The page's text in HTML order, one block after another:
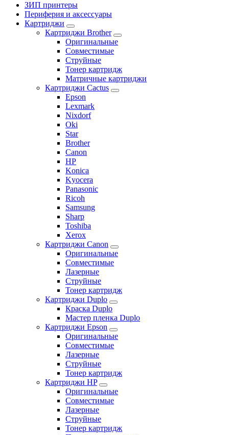
ЗИП принтеры
Периферия и аксессуары
Картриджи
Картриджи Brother
Оригинальные
Совместимые
Струйные
Тонер картридж
Матричные картриджи
Картриджи Cactus
Epson
Lexmark
Nixdorf
Oki
Star
Brother
Canon
HP
Konica
Kyocera
Panasonic
Ricoh
Samsung
Sharp
Toshiba
Xerox
Картриджи Canon
Оригинальные
Совместимые
Лазерные
Струйные
Тонер картридж
Картриджи Duplo
Краска Duplo
Мастер пленка Duplo
Картриджи Epson
Оригинальные
Совместимые
Лазерные
Струйные
Тонер картридж
Картриджи HP
Оригинальные
Совместимые
Лазерные
Струйные
Тонер картридж